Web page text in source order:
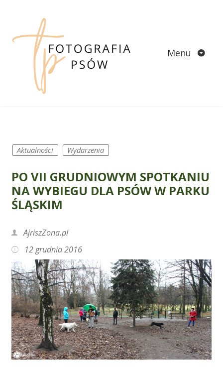
content
Menu
Aktualności Wydarzenia
PO VII GRUDNIOWYM SPOTKANIU
NA WYBIEGU DLA PSÓW W PARKU
ŚLĄSKIM
AjriszZona.pl
12 grudnia 2016